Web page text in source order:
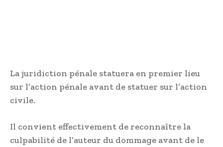
La juridiction pénale statuera en premier lieu
sur l’action pénale avant de statuer sur l’action
civile.
Il convient effectivement de reconnaître la
culpabilité de l’auteur du dommage avant de le